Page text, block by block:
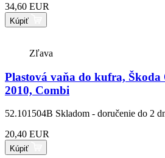
34,60 EUR
Kúpiť
Zľava
Plastová vaňa do kufra, Škoda
2010, Combi
52.101504B Skladom - doručenie do 2
20,40 EUR
Kúpiť